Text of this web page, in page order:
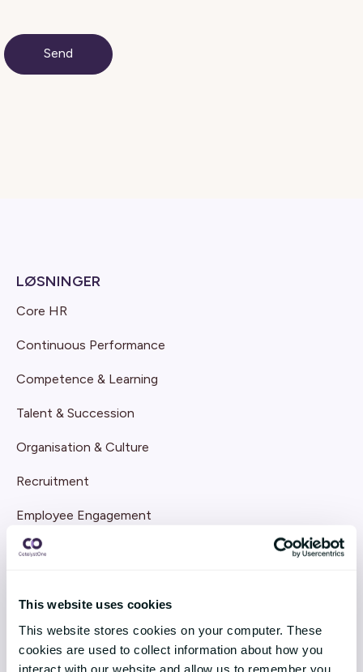
This website uses cookies
This website stores cookies on your computer. These
cookies are used to collect information about how you
interact with our website and allow us to remember you.
LØSNINGER
Core HR
Continuous Performance
Competence & Learning
Talent & Succession
Organisation & Culture
Recruitment
Employee Engagement
TEKNOLOGI & TJENESTER
Support
Application Management Services